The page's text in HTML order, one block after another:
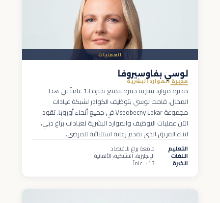
العمليات
لوسي بفاوسيروفا
مديرة الموارد البشرية
مديرة موارد بشرية خبيرة تتمتع بخبرة 13 عاماً في هذا
المجال، قامت لوسي بتوظيف الكوادر لشبكة عيادات
مجموعة Vseobecny Lekar في جميع أنحاء أوروبا. تقود
الآن عمليات التوظيف والموارد البشرية لعيادات براغ دبي،
لبناء الفريق الذي يقدم رعاية استثنائية للمرضى.
التعليم جامعة براغ للاقتصاد
اللغات الإنجليزية، التشيكية، الألمانية
الخبرة 13+ عاماً